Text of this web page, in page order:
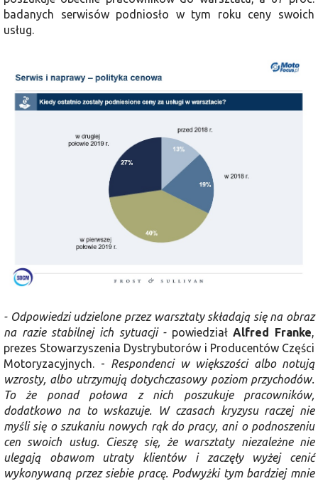
badanych serwisów podniosło w tym roku ceny swoich
usług.
- Odpowiedzi udzielone przez warsztaty składają się na obraz
na razie stabilnej ich sytuacji -powiedziałAlfred Franke,
prezes Stowarzyszenia Dystrybutorów i Producentów Części
Motoryzacyjnych. - Respondenci w większości albo notują
wzrosty, albo utrzymują dotychczasowy poziom przychodów.
To że ponad połowa z nich poszukuje pracowników,
dodatkowo na to wskazuje. W czasach kryzysu raczej nie
myśli się o szukaniu nowych rąk do pracy, ani o podnoszeniu
cen swoich usług. Cieszę się, że warsztaty niezależne nie
ulegają obawom utraty klientów i zaczęły wyżej cenić
wykonywaną przez siebie pracę. Podwyżki tym bardziej mnie